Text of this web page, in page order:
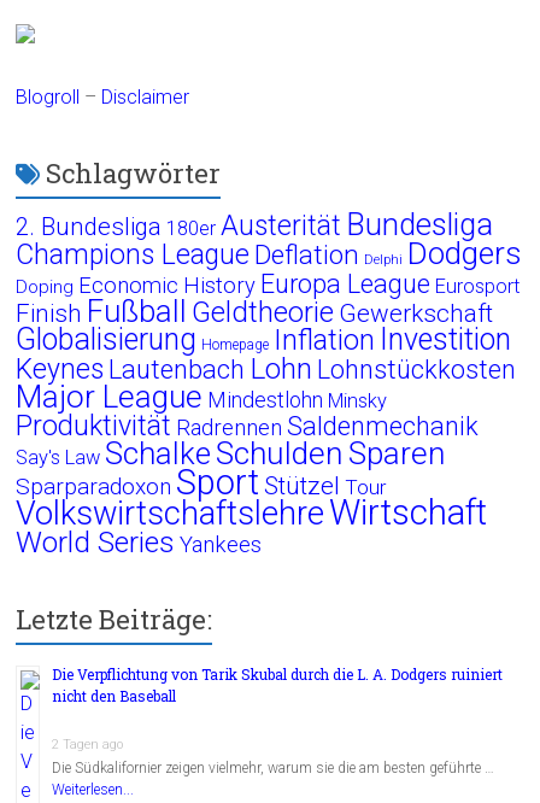
Blogroll – Disclaimer
Schlagwörter
2. Bundesliga 180er Austerität Bundesliga
Champions League Deflation Delphi Dodgers
Doping Economic History Europa League Eurosport
Finish Fußball Geldtheorie Gewerkschaft
Globalisierung Homepage Inflation Investition
Keynes Lautenbach Lohn Lohnstückkosten
Major League Mindestlohn Minsky
Produktivität Radrennen Saldenmechanik
Say's Law Schalke Schulden Sparen
Sparparadoxon Sport Stützel Tour
VolkswirtschaftslehreWirtschaft
World Series Yankees
Letzte Beiträge:
Die Verpflichtung von Tarik Skubal durch die L. A. Dodgers ruiniert
nicht den Baseball
2 Tagen ago
Die Südkalifornier zeigen vielmehr, warum sie die am besten geführte …
Weiterlesen...